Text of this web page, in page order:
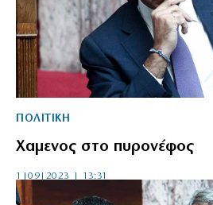
ΠΟΛΙΤΙΚΗ
Χαμενος στο πυρονέφος
1|09|2023 | 13:31